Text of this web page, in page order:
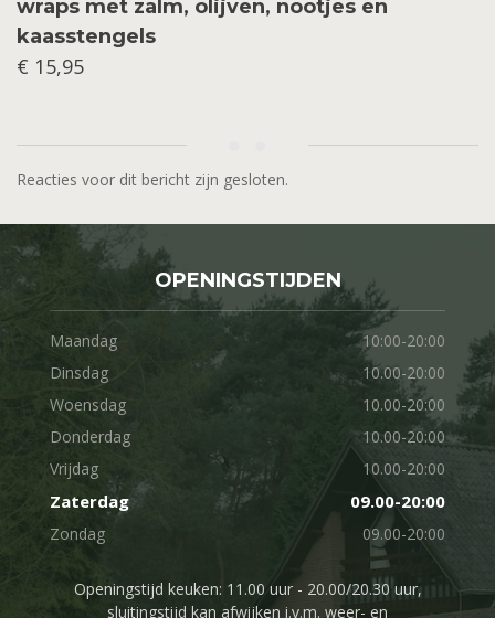
wraps met zalm, olijven, nootjes en
kaasstengels
€ 15,95
Reacties voor dit bericht zijn gesloten.
OPENINGSTIJDEN
Maandag
10:00-20:00
Dinsdag
10.00-20:00
Woensdag
10.00-20:00
Donderdag
10.00-20:00
Vrijdag
10.00-20:00
Zaterdag 09.00-20:00
Zondag 09.00-20:00
Openingstijd keuken: 11.00 uur - 20.00/20.30 uur,
sluitingstijd kan afwijken i.v.m. weer- en